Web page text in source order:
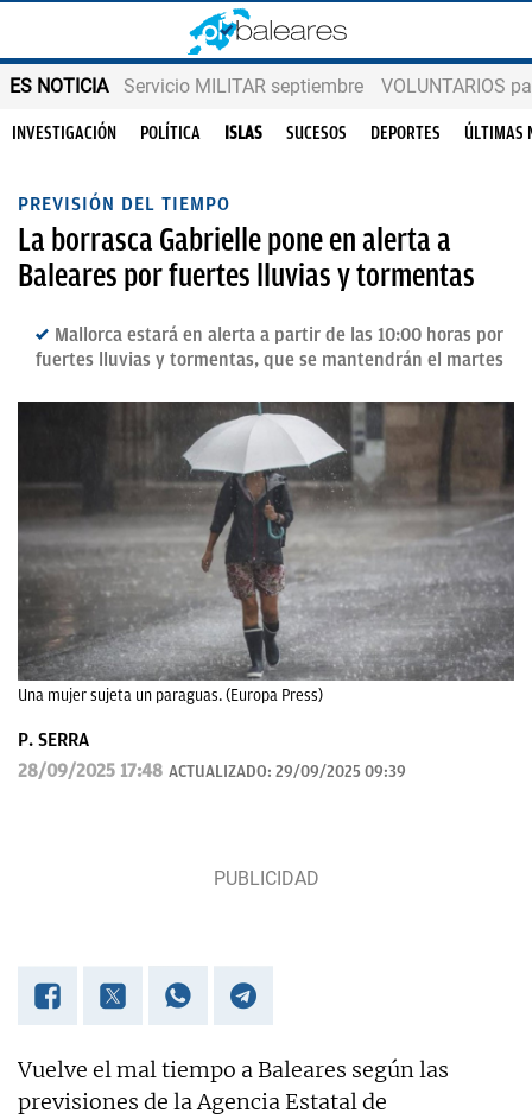
ES NOTICIA Servicio MILITAR septiembre VOLUNTARIOS
INVESTIGACIÓN POLÍTICA ISLAS SUCESOS DEPORTES ÚLTIMAS
PREVISIÓN DEL TIEMPO
La borrasca Gabrielle pone en alerta a
Baleares por fuertes lluvias y tormentas
Mallorca estará en alerta a partir de las 10:00 horas por
fuertes lluvias y tormentas, que se mantendrán el martes
Una mujer sujeta un paraguas. (Europa Press)
P. SERRA
28/09/2025 17:48 ACTUALIZADO: 29/09/2025 09:39
Vuelve el mal tiempo a Baleares según las
previsiones de la Agencia Estatal de